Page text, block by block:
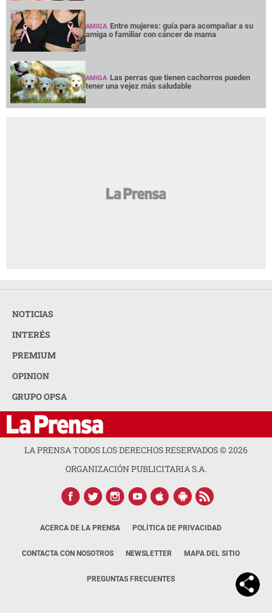
AMIGA Entre mujeres: guía para acompañar a su
amiga o familiar con cáncer de mama
AMIGA Las perras que tienen cachorros pueden
tener una vejez más saludable
NOTICIAS
INTERÉS
PREMIUM
OPINION
GRUPO OPSA
LA PRENSA TODOS LOS DERECHOS RESERVADOS ©2026
ORGANIZACIÓN PUBLICITARIA S.A.
ACERCA DE LA PRENSA POLÍTICA DE PRIVACIDAD
CONTACTA CON NOSOTROS NEWSLETTER MAPA DEL SITIO
PREGUNTAS FRECUENTES